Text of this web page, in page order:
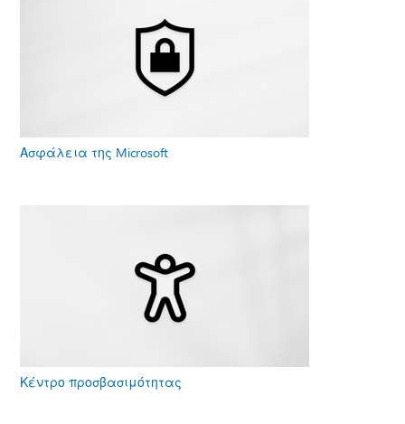
Ασφάλεια της Microsoft
Κέντρο προσβασιμότητας